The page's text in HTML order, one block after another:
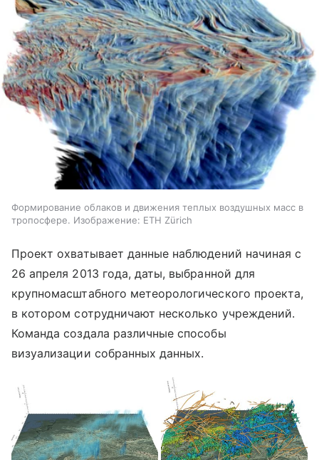
Формирование облаков и движения теплых воздушных масс в
тропосфере. Изображение: ETH Zürich
Проект охватывает данные наблюдений начиная с
26 апреля 2013 года, даты, выбранной для
крупномасштабного метеорологического проекта,
в котором сотрудничают несколько учреждений.
Команда создала различные способы
визуализации собранных данных.